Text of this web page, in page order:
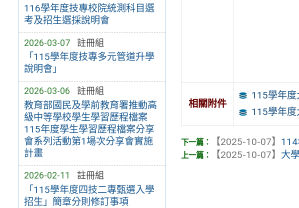
116學年度技專校院統測科目選
考及招生選採說明會
2026-03-07 註冊組
「115學年度技專多元管道升學
說明會」
2026-03-06 註冊組
教育部國民及學前教育署推動高
級中等學校學生學習歷程檔案
115年度學生學習歷程檔案分享
會系列活動第1場次分享會實施
計畫
2026-02-11 註冊組
「115學年度四技二專甄選入學
招生」簡章分則修訂事項
相關附件
115學年
115學年
【2025-10-07】
【2025-10-07】 大